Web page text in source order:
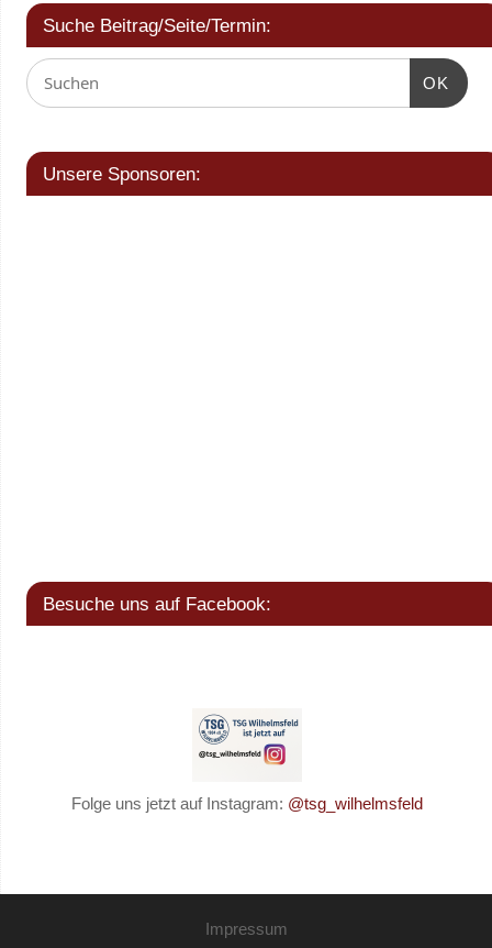
Suche Beitrag/Seite/Termin:
OK
Unsere Sponsoren:
Besuche uns auf Facebook:
Folge uns jetzt auf Instagram: @tsg_wilhelmsfeld
Impressum